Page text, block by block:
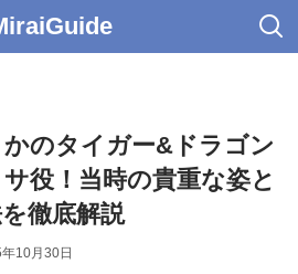
のタイガー&ドラゴン
役！当時の貴重な姿と
徹底解説
10月30日